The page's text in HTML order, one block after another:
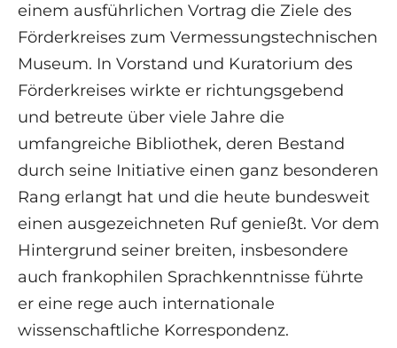
einem ausführlichen Vortrag die Ziele des
Förderkreises zum Vermessungstechnischen
Museum. In Vorstand und Kuratorium des
Förderkreises wirkte er richtungsgebend
und betreute über viele Jahre die
umfangreiche Bibliothek, deren Bestand
durch seine Initiative einen ganz besonderen
Rang erlangt hat und die heute bundesweit
einen ausgezeichneten Ruf genießt. Vor dem
Hintergrund seiner breiten, insbesondere
auch frankophilen Sprachkenntnisse führte
er eine rege auch internationale
wissenschaftliche Korrespondenz.